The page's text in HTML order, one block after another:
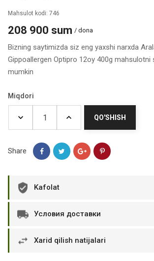
Mahsulot kodi: 746
208 900 sum / dona
Bizning saytimizda siz eng yaxshi narxda
Gippoallergen Optipro 12oy 400g mahsulotni
mumkin
Miqdori
QO'SHISH
Share
Kafolat
Условия доставки
Xarid qilish natijalari